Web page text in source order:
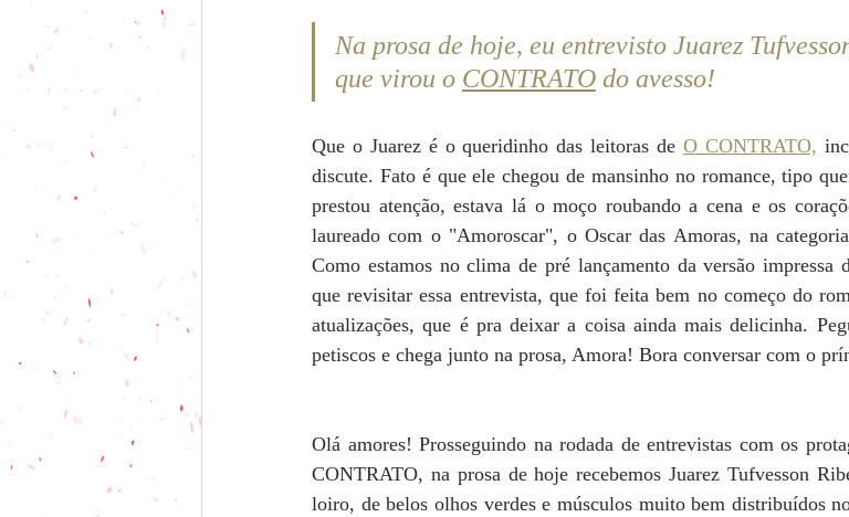
Na prosa de hoje, eu entrevisto Juarez
que virou o CONTRATO do avesso!
Que o Juarez é o queridinho das leitoras de O CONTRATO,
discute. Fato é que ele chegou de mansinho no romance, tipo
prestou atenção, estava lá o moço roubando a cena e os
laureado com o "Amoroscar", o Oscar das Amoras, na
Como estamos no clima de pré lançamento da versão impressa
que revisitar essa entrevista, que foi feita bem no começo do
atualizações, que é pra deixar a coisa ainda mais delicinha.
petiscos e chega junto na prosa, Amora! Bora conversar com o
Olá amores! Prosseguindo na rodada de entrevistas com os
CONTRATO, na prosa de hoje recebemos Juarez Tufvesson
loiro, de belos olhos verdes e músculos muito bem distribuídos